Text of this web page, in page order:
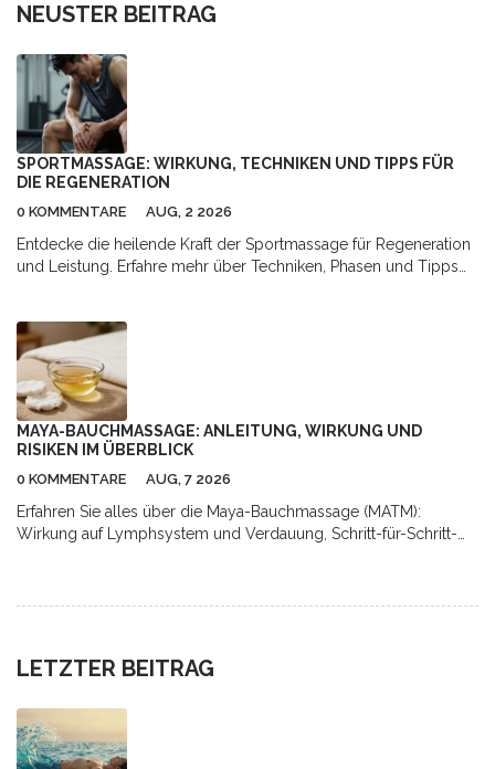
NEUSTER BEITRAG
SPORTMASSAGE: WIRKUNG, TECHNIKEN UND TIPPS FÜR
DIE REGENERATION
0 KOMMENTARE AUG, 2 2026
Entdecke die heilende Kraft der Sportmassage für Regeneration
und Leistung. Erfahre mehr über Techniken, Phasen und Tipps
MAYA-BAUCHMASSAGE: ANLEITUNG, WIRKUNG UND
RISIKEN IM ÜBERBLICK
0 KOMMENTARE AUG, 7 2026
Erfahren Sie alles über die Maya-Bauchmassage (MATM):
Wirkung auf Lymphsystem und Verdauung, Schritt-für-Schritt-
LETZTER BEITRAG